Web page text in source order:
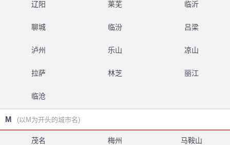
辽阳 莱芜 临沂
聊城 临汾 吕梁
泸州 乐山 凉山
拉萨 林芝 丽江
临沧
M (以M为开头的城市名)
茂名 梅州 马鞍山